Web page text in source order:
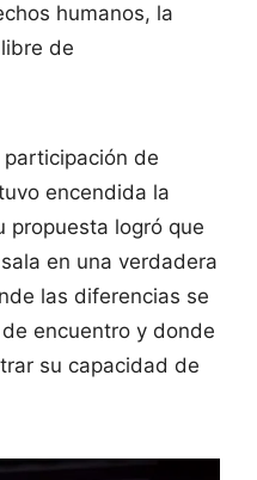
humanos, la
de
de
encendida la
propuesta logró que
en una verdadera
las diferencias se
encuentro y donde
su capacidad de